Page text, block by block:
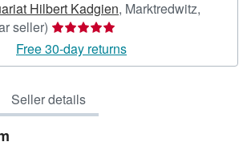
Hilbert Kadgien, Marktredwitz,
seller) Seller
rating
5
of
5
Free 30-day returns
Seller details